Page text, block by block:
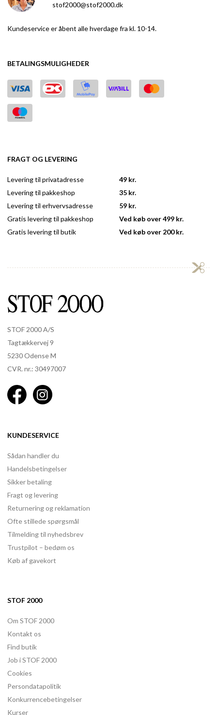
stof2000@stof2000.dk
Kundeservice er åbent alle hverdage fra kl. 10-14.
BETALINGSMULIGHEDER
FRAGT OG LEVERING
Levering til privatadresse
Levering til pakkeshop
Levering til erhvervsadresse
Gratis levering til pakkeshop
Gratis levering til butik
49 kr.
35 kr.
59 kr.
Ved køb over 499 kr.
Ved køb over 200 kr.
STOF 2000 A/S
Tagtækkervej 9
5230 Odense M
CVR. nr.: 30497007
KUNDESERVICE
Sådan handler du
Handelsbetingelser
Sikker betaling
Fragt og levering
Returnering og reklamation
Ofte stillede spørgsmål
Tilmelding til nyhedsbrev
Trustpilot – bedøm os
Køb af gavekort
STOF 2000
Om STOF 2000
Kontakt os
Find butik
Job i STOF 2000
Cookies
Persondatapolitik
Konkurrencebetingelser
Kurser